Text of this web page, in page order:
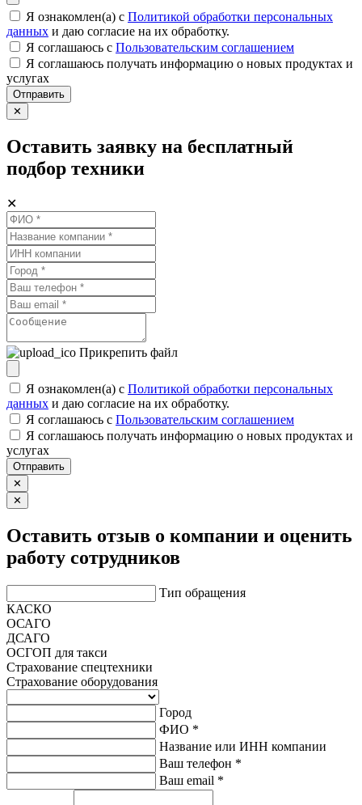
Я ознакомлен(а) с Политикой обработки персональных
данных и даю согласие на их обработку.
Я соглашаюсь c Пользовательским соглашением
Я соглашаюсь получать информацию о новых продуктах и
услугах
Отправить
✕
Оставить заявку на бесплатный
подбор техники
✕
Прикрепить файл
Я ознакомлен(а) с Политикой обработки персональных
данных и даю согласие на их обработку.
Я соглашаюсь c Пользовательским соглашением
Я соглашаюсь получать информацию о новых продуктах и
услугах
Отправить
✕
✕
Оставить отзыв о компании и оценить
работу сотрудников
Тип обращения
КАСКО
ОСАГО
ДСАГО
ОСГОП для такси
Страхование спецтехники
Страхование оборудования
Город
ФИО *
Название или ИНН компании
Ваш телефон *
Ваш email *